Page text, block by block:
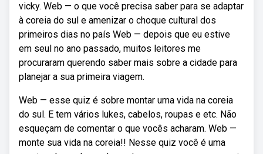
vicky. Web — o que você precisa saber para se adaptar
à coreia do sul e amenizar o choque cultural dos
primeiros dias no país Web — depois que eu estive
em seul no ano passado, muitos leitores me
procuraram querendo saber mais sobre a cidade para
planejar a sua primeira viagem.
Web — esse quiz é sobre montar uma vida na coreia
do sul. E tem vários lukes, cabelos, roupas e etc. Não
esqueçam de comentar o que vocês acharam. Web —
monte sua vida na coreia!! Nesse quiz você é uma